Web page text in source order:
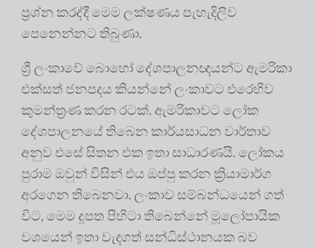
ප්‍රශ්න කරද්දී මෙම ලක්ෂණය පැහැදිලිව
පෙනෙන්නට තිබුණා.
ශ්‍රී ලංකාවේ බොහෝ දේශපාලනඥයන්ට ඇමරිකා
එක්සත් ජනපදය කියන්නේ ලංකාවට එරෙහිව
කුමන්ත්‍රණ කරන රටක්. ඇමරිකාවට ලෝක
දේශපාලනයේ තිබෙන කාර්යසාධන වාර්තාව
අනුව එසේ සිතන එක ඉතා සාධාරණයි. ලෝකය
පුරාම ඔවුන් විසින් එය ඔප්පු කරන ක්‍රියාමාර්ග
අරගෙන තිබෙනවා. ලංකාව සම්බන්ධයෙන් ගත්
විට, මෙම දූපත පිහිටා තිබෙන්නේ මූලෝපායික
වශයෙන් ඉතා වැදගත් සන්ධිස්ථානයක බව